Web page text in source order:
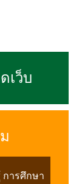
เว็บ
การศึกษา